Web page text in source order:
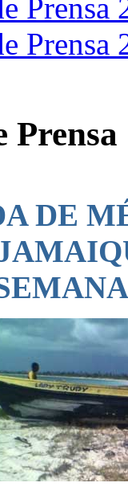
Prensa
Prensa
Prensa
DE